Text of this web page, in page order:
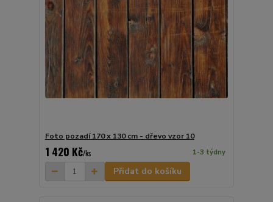
Foto pozadí 170 x 130 cm - dřevo vzor 10
1 420 Kč/ks 1-3 týdny
Přidat do košíku